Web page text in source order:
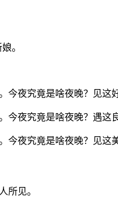
。
今夜究竟是啥夜晚？见这
今夜究竟是啥夜晚？遇这
今夜究竟是啥夜晚？见这
所见。